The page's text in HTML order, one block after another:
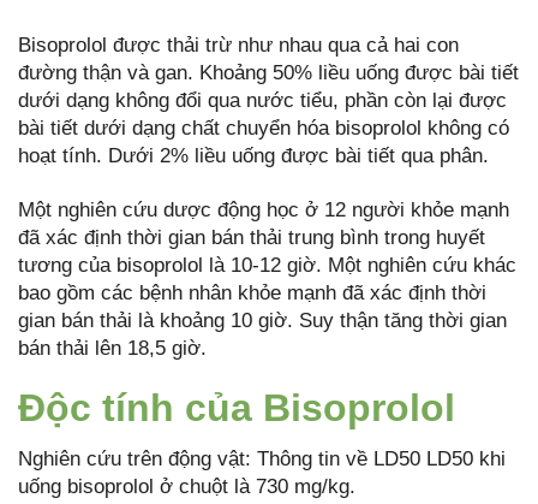
Bisoprolol được thải trừ như nhau qua cả hai con
đường thận và gan. Khoảng 50% liều uống được bài tiết
dưới dạng không đổi qua nước tiểu, phần còn lại được
bài tiết dưới dạng chất chuyển hóa bisoprolol không có
hoạt tính. Dưới 2% liều uống được bài tiết qua phân.
Một nghiên cứu dược động học ở 12 người khỏe mạnh
đã xác định thời gian bán thải trung bình trong huyết
tương của bisoprolol là 10-12 giờ. Một nghiên cứu khác
bao gồm các bệnh nhân khỏe mạnh đã xác định thời
gian bán thải là khoảng 10 giờ. Suy thận tăng thời gian
bán thải lên 18,5 giờ.
Độc tính của Bisoprolol
Nghiên cứu trên động vật: Thông tin về LD50 LD50 khi
uống bisoprolol ở chuột là 730 mg/kg.